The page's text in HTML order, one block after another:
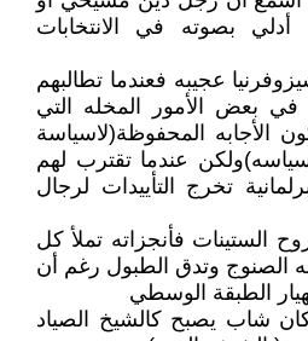
بصوته في الانتخابات
عجيبه فعندما تطالبهم
في بعض الأمور المخله التي
الأجابه المحفوظة(لاسياسة
عندما تقترب لهم
تخرج التأييدات لرجال
الستينات فأنجزاته تملأ كل
الصنوج وتدق الطبول رغم أن
الطبقة الوسطي
شاب يصبح كالشيخ الصياد